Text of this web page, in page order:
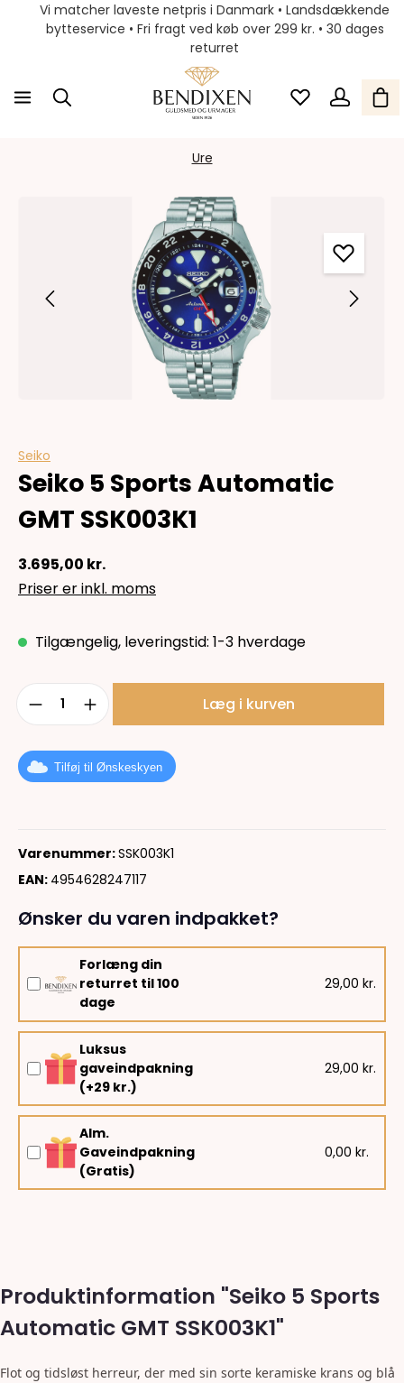
Vi matcher laveste netpris i Danmark • Landsdækkende
bytteservice • Fri fragt ved køb over 299 kr. • 30 dages
returret
Ure
Seiko
Seiko 5 Sports Automatic
GMT SSK003K1
3.695,00 kr.
Priser er inkl. moms
Tilgængelig, leveringstid: 1-3 hverdage
Produktmængde: Indtast det
Læg i kurven
Tilføj til Ønskeskyen
Varenummer:SSK003K1
EAN: 4954628247117
Ønsker du varen indpakket?
Forlæng din
returret til 100
dage
29,00 kr.
Luksus
gaveindpakning
(+29 kr.)
29,00 kr.
Alm.
Gaveindpakning
(Gratis)
0,00 kr.
Produktinformation "Seiko 5 Sports
Automatic GMT SSK003K1"
Flot og tidsløst herreur, der med sin sorte keramiske krans og blå